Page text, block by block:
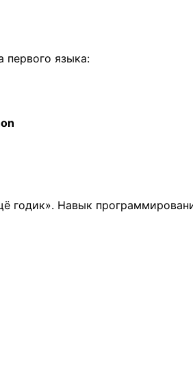
первого языка:
годик». Навык